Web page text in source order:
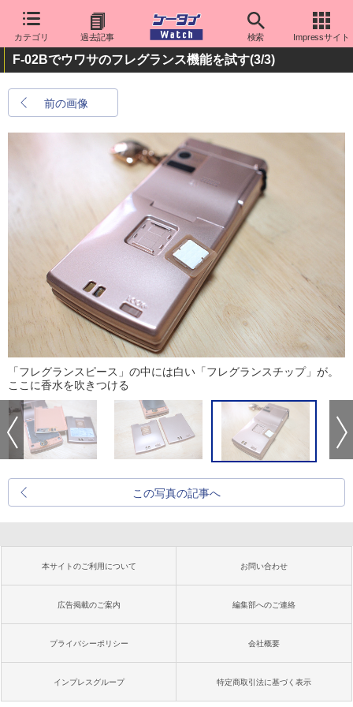
カテゴリ 過去記事 検索 Impressサイト
F-02Bでウワサのフレグランス機能を試す(3/3)
前の画像
「フレグランスピース」の中には白い「フレグランスチップ」が。
ここに香水を吹きつける
この写真の記事へ
本サイトのご利用について お問い合わせ
広告掲載のご案内 編集部へのご連絡
プライバシーポリシー 会社概要
インプレスグループ 特定商取引法に基づく表示